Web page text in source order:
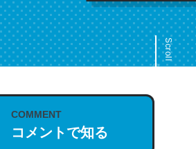
Scroll
COMMENT
コメントで知る
これは名文。彼はとてもクレバーなん
う。英語少しでも読める人は原文もお